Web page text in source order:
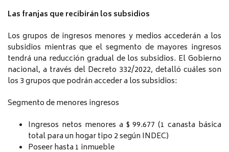
Las franjas que recibirán los subsidios
Los grupos de ingresos menores y medios accederán a los
subsidios mientras que el segmento de mayores ingresos
tendrá una reducción gradual de los subsidios. El Gobierno
nacional, a través del Decreto 332/2022, detalló cuáles son
los 3 grupos que podrán acceder a los subsidios:
Segmento de menores ingresos
Ingresos netos menores a $ 99.677 (1 canasta básica
total para un hogar tipo 2 según INDEC)
Poseer hasta 1 inmueble